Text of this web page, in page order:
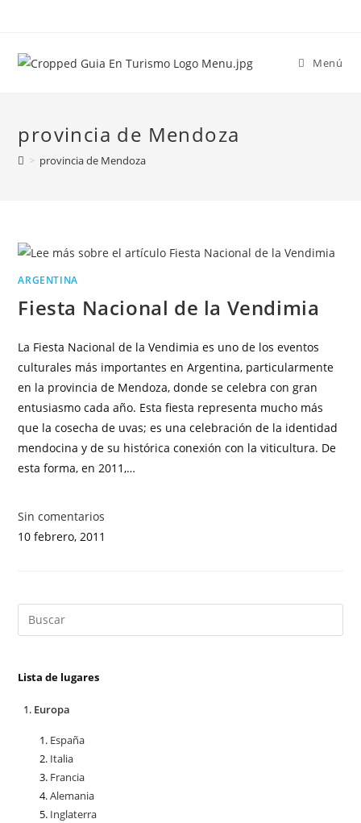
Menú
provincia de Mendoza
> provincia de Mendoza
ARGENTINA
Fiesta Nacional de la Vendimia
La Fiesta Nacional de la Vendimia es uno de los eventos
culturales más importantes en Argentina, particularmente
en la provincia de Mendoza, donde se celebra con gran
entusiasmo cada año. Esta fiesta representa mucho más
que la cosecha de uvas; es una celebración de la identidad
mendocina y de su histórica conexión con la viticultura. De
esta forma, en 2011,…
Sin comentarios
10 febrero, 2011
Lista de lugares
Europa
España
Italia
Francia
Alemania
Inglaterra